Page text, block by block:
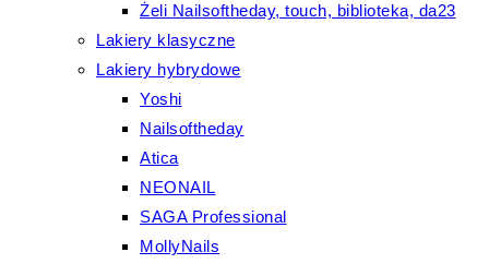
Żeli Nailsoftheday, touch, biblioteka, da23
Lakiery klasyczne
Lakiery hybrydowe
Yoshi
Nailsoftheday
Atica
NEONAIL
SAGA Professional
MollyNails